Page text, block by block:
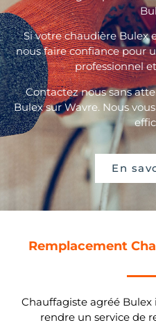
Si votre chaudière Bulex
nous faire confiance pour
professionnel
Contactez nous sans
Bulex sur Wavre. Nous
En
Remplacement
Chauffagiste agréé
rendre un service de